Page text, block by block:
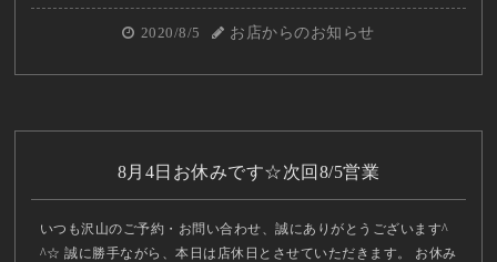
2020/8/5 お店からのお知らせ
8月4日お休みです☆次回8/5営業
いつも沢山のご予約・お問い合わせ、誠にありがとうございます^
^☆ 誠に勝手ながら、本日は店休日とさせていただきます。 お休み